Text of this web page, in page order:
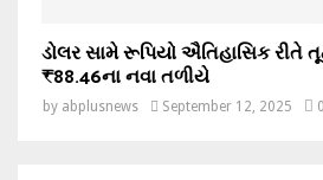
ડોલર સામે રૂપિયો ઐતિહાસિક રીતે
₹88.46ના નવા તળીયે
by abplusnews September 12, 2025 0